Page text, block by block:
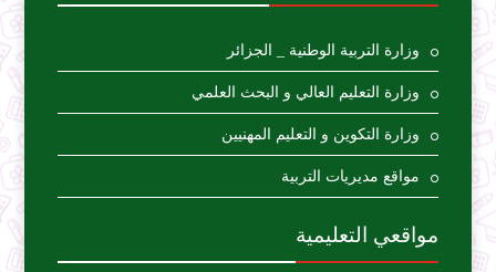
وزارة التربية الوطنية _ الجزائر
وزارة التعليم العالي و البحث العلمي
وزارة التكوين و التعليم المهنيين
مواقع مديريات التربية
مواقعي التعليمية